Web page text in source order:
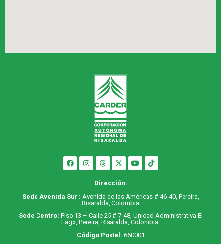
Dirección:
Sede Avenida Sur : Avenida de las Américas # 46-40, Pereira,
Risaralda, Colombia
Sede Centro: Piso 13 – Calle 25 # 7-48, Unidad Administrativa El
Lago, Pereira, Risaralda, Colombia.
Código Postal: 660001